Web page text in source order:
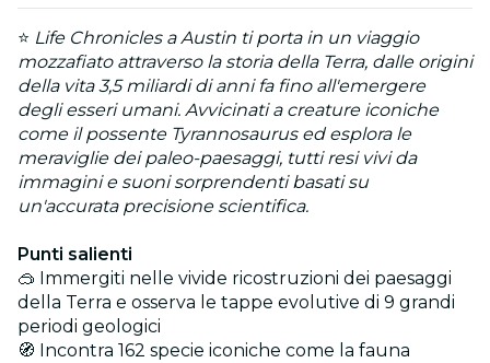
⭐ Life Chronicles a Austin ti porta in un viaggio
mozzafiato attraverso la storia della Terra, dalle origini
della vita 3,5 miliardi di anni fa fino all'emergere
degli esseri umani. Avvicinati a creature iconiche
come il possente Tyrannosaurus ed esplora le
meraviglie dei paleo-paesaggi, tutti resi vivi da
immagini e suoni sorprendenti basati su
un'accurata precisione scientifica.
Punti salienti
🥽 Immergiti nelle vivide ricostruzioni dei paesaggi
della Terra e osserva le tappe evolutive di 9 grandi
periodi geologici
🧭 Incontra 162 specie iconiche come la fauna